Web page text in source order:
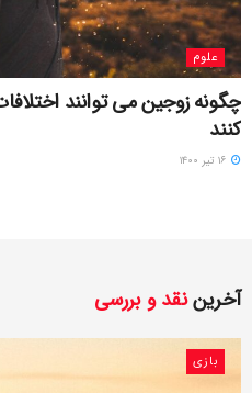
علوم
چگونه زوجین می توانند
کنند
آخریننقد و بررسی
بازی